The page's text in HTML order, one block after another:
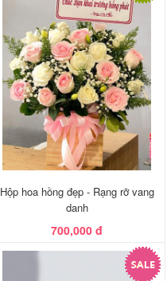
Hộp hoa hồng đẹp - Rạng rỡ vang
danh
700,000 đ